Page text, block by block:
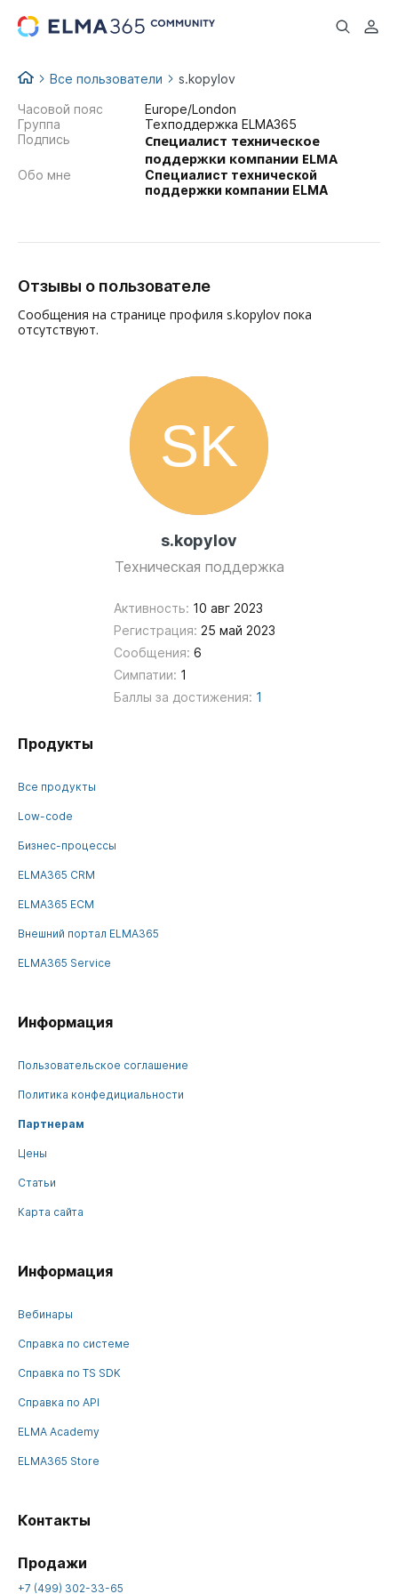
...
Все пользователи s.kopylov
s.kopylov
Техническая поддержка
Активность: 10 авг 2023
Регистрация: 25 май 2023
Сообщения: 6
Симпатии: 1
Баллы за достижения: 1
Часовой пояс
Europe/London
Группа
Техподдержка ELMA365
Подпись
Специалист техническое
поддержки компании ELMA
Обо мне
Специалист технической
поддержки компании ELMA
Отзывы о пользователе
Сообщения на странице профиля s.kopylov пока
отсутствуют.
Продукты
Все продукты
Low-code
Бизнес-процессы
ELMA365 CRM
ELMA365 ECM
Внешний портал ELMA365
ELMA365 Service
Информация
Пользовательское соглашение
Политика конфедициальности
Партнерам
Цены
Статьи
Карта сайта
Информация
Вебинары
Справка по системе
Справка по TS SDK
Справка по API
ELMA Academy
ELMA365 Store
Контакты
Продажи
+7 (499) 302-33-65